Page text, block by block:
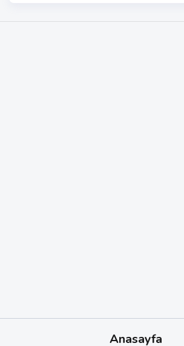
Anasayfa